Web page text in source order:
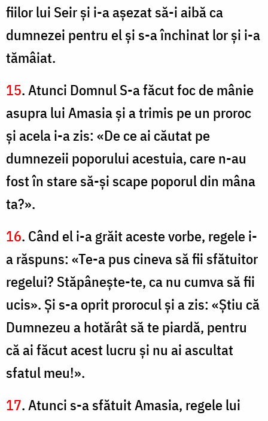
fiilor lui Seir şi i-a aşezat să-i aibă ca
dumnezei pentru el şi s-a închinat lor şi i-a
tămâiat.
15. Atunci Domnul S-a făcut foc de mânie
asupra lui Amasia şi a trimis pe un proroc
şi acela i-a zis: «De ce ai căutat pe
dumnezeii poporului acestuia, care n-au
fost în stare să-şi scape poporul din mâna
ta?».
16. Când el i-a grăit aceste vorbe, regele i-
a răspuns: «Te-a pus cineva să fii sfătuitor
regelui? Stăpâneşte-te, ca nu cumva să fii
ucis». Şi s-a oprit prorocul şi a zis: «Ştiu că
Dumnezeu a hotărât să te piardă, pentru
că ai făcut acest lucru şi nu ai ascultat
sfatul meu!».
17. Atunci s-a sfătuit Amasia, regele lui